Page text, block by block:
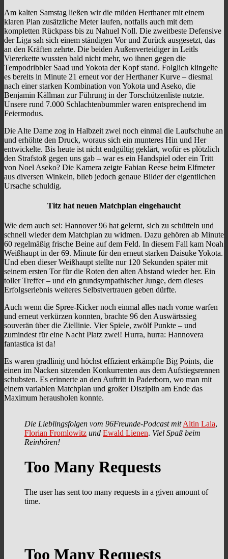
Am kalten Samstag ließen wir die müden Herthaner mit einem
klaren Plan zusätzliche Meter laufen, notfalls auch mit dem
kompletten Rückpass bis zu Nahuel Noll. Die zweitbeste Defensive
der Liga sah sich einem ständigen Vor und Zurück ausgesetzt, das
an den Kräften zehrte. Die beiden Außenverteidiger in Leitls
Viererkette wussten bald nicht mehr, wo ihnen gegen die
Tempodribbler Saad und Yokota der Kopf stand. Folglich klingelte
es bereits in Minute 21 erneut vor der Herthaner Kurve – diesmal
nach einer starken Kombination von Yokota und Aseko, die
Benjamin Källman zur Führung in der Torschützenliste nutzte.
Unsere rund 7.000 Schlachtenbummler waren entsprechend im
Feiermodus.
Die Alte Dame zog in Halbzeit zwei noch einmal die Laufschuhe an
und erhöhte den Druck, woraus sich ein munteres Hin und Her
entwickelte. Bis heute ist nicht endgültig geklärt, wofür es plötzlich
den Strafstoß gegen uns gab – war es ein Handspiel oder ein Tritt
von Noel Aseko? Die Kamera zeigte Fabian Reese beim Elfmeter
aus diversen Winkeln, blieb jedoch genaue Bilder der eigentlichen
Ursache schuldig.
Titz hat neuen Matchplan eingehaucht
Wie dem auch sei: Hannover 96 hat gelernt, sich zu schütteln und
schnell wieder dem Matchplan zu widmen. Dazu gehören ab Minute
60 regelmäßig frische Beine auf dem Feld. In diesem Fall kam Noah
Weißhaupt in der 69. Minute für den erneut starken Daisuke Yokota.
Und eben dieser Weißhaupt stellte nur 120 Sekunden später mit
seinem ersten Tor für die Roten den alten Abstand wieder her. Ein
toller Treffer – und ein grundsympathischer Junge, dem dieses
Erfolgserlebnis weiteres Selbstvertrauen geben dürfte.
Auch wenn die Spree-Kicker noch einmal alles nach vorne warfen
und erneut verkürzen konnten, brachte 96 den Auswärtssieg
souverän über die Ziellinie. Vier Spiele, zwölf Punkte – und
zumindest für eine Nacht Platz zwei! Hurra, hurra: Hannovera
fantastica ist da!
Es waren gradlinig und höchst effizient erkämpfte Big Points, die
einen im Nacken sitzenden Konkurrenten aus dem Aufstiegsrennen
schubsten. Es erinnerte an den Auftritt in Paderborn, wo man mit
einem variablen Matchplan und großer Disziplin am Ende das
Maximum herausholen konnte.
Die Lieblingsfolgen vom 96Freunde-Podcast mit Altin Lala,
Florian Fromlowitz und Ewald Lienen. Viel Spaß beim
Reinhören!